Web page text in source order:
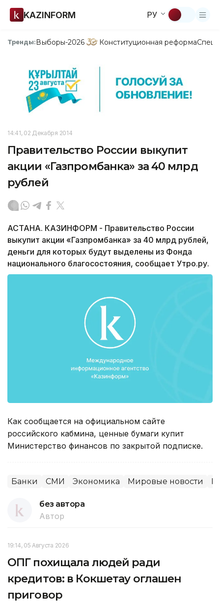
KAZINFORM РУ
Тренды:Выборы-2026 Конституционная реформа
14:41, 02 Декабря 2014
Правительство России выкупит
акции «Газпромбанка» за 40 млрд
рублей
АСТАНА. КАЗИНФОРМ - Правительство России
выкупит акции «Газпромбанка» за 40 млрд рублей,
деньги для которых будут выделены из Фонда
национального благосостояния, сообщает Утро.ру.
Как сообщается на официальном сайте
российского кабмина, ценные бумаги купит
Министерство финансов по закрытой подписке.
Банки СМИ Экономика Мировые новости
без автора
Автор
19:14, 05 Августа 2026
ОПГ похищала людей ради
кредитов: в Кокшетау оглашен
приговор